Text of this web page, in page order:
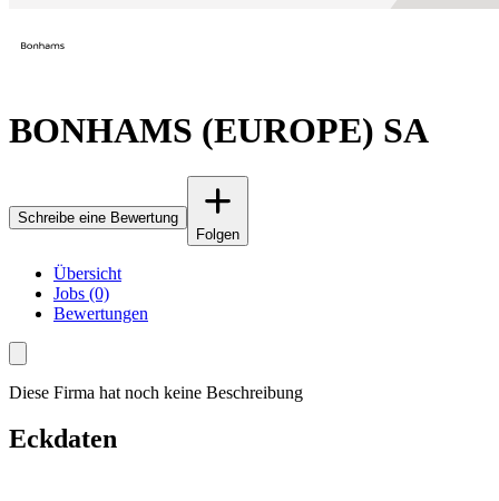
BONHAMS (EUROPE) SA
Schreibe eine Bewertung
Folgen
Übersicht
Jobs (0)
Bewertungen
Diese Firma hat noch keine Beschreibung
Eckdaten